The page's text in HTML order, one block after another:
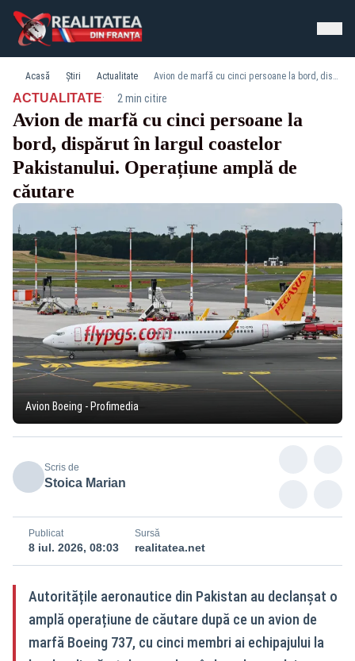
Acasă Știri Actualitate Avion de marfă cu cinci persoane la bord, dispărut în largul coastelor Pakistanului. Operațiune amplă de căutare
ACTUALITATE· 2 min citire
Avion de marfă cu cinci persoane la
bord, dispărut în largul coastelor
Pakistanului. Operațiune amplă de
căutare
Avion Boeing - Profimedia
Scris de
Stoica Marian
Publicat
8 iul. 2026, 08:03
Sursă
realitatea.net
Autoritățile aeronautice din Pakistan au declanșat o
amplă operațiune de căutare după ce un avion de
marfă Boeing 737, cu cinci membri ai echipajului la